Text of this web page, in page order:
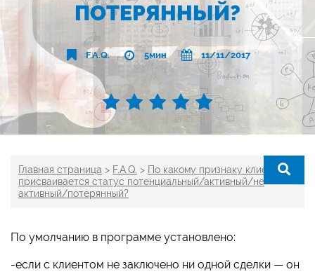
ПОТЕРЯННЫЙ?
F.A.Q. 5мин 11/11/2017
Главная страница > F.A.Q. > По какому признаку клиенту
присваивается статус потенциальный/активный/не
активный/потерянный?
По умолчанию в программе установлено:
-если с клиентом не заключено ни одной сделки — он